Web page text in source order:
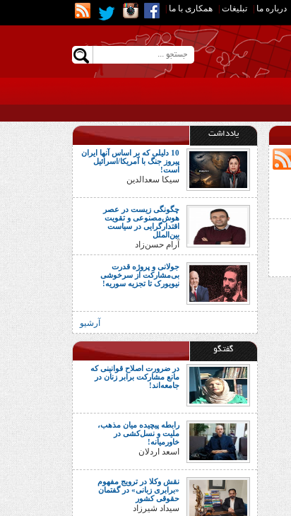
درباره ما تبلیغات همکاری با ما
یادداشت
10 دلیلی که بر اساس آنها ایران
پیروز جنگ با آمریکا/اسرائیل
است!
سیکا سعدالدین
چگونگی زیست در عصر
هوش‌مصنوعی و تقویت
اقتدارگرایی در سیاست
بین‌الملل
آرام حسن‌زاد
جولانی و پروژه قدرت
بی‌مشارکت از سرخوشی
نیویورک تا تجزیه سوریه!
آرشیو
گفتگو
در ضرورت اصلاح قوانینی که
مانع مشارکت برابر زنان در
جامعه‌اند!
رابطه پیچیده میان مذهب،
ملیت و نسل‌کشی در
خاورمیانه!
اسعد اردلان
نقش وکلا در ترویج مفهوم
«برابری زبانی» در گفتمان
حقوقی کشور
سیداد شیرزاد